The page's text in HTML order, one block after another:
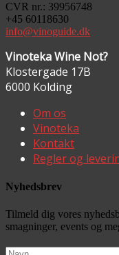
CVR nr.: 39956748
+45 60118630
info@vinoguide.dk
Vinoteka Wine Not?
Klostergade 17B
6000 Kolding
Om os
Vinoteka
Kontakt
Regler og
Nyhedsbrev
Tilmeld dig vores
smagninger, events og